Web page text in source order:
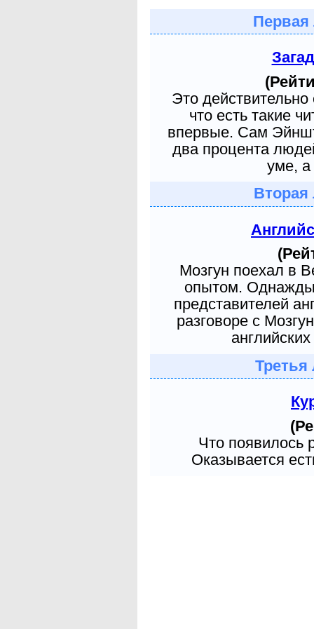
Первая
Это
что есть такие
впервые. Сам
два процента
уме, а
Вторая
Мозгун поехал в
опытом. Однажды
представителей
разговоре с
Третья
Что появилось
Оказывается